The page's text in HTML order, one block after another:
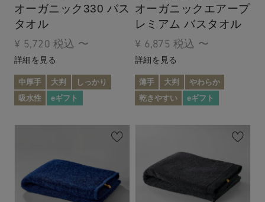
オーガニック330 バス
タオル
¥ 5,720 税込 〜
詳細を見る
中厚手 大判
しっかり
吸水性
eギフト
オーガニックエアープ
レミアム バスタオル
¥ 6,875 税込 〜
詳細を見る
薄手 大判
やわらか
乾きやすい
eギフト